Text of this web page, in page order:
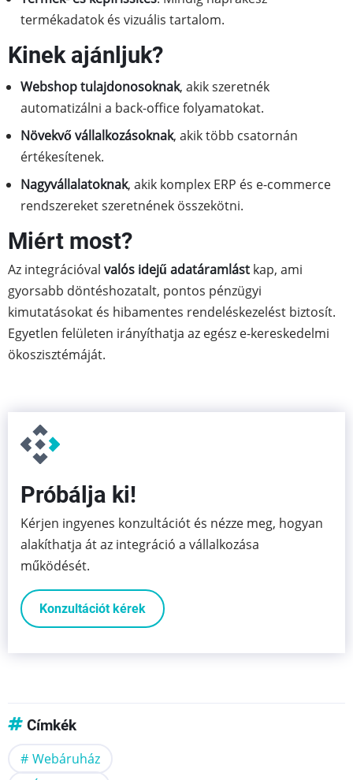
termékadatok és vizuális tartalom.
Kinek ajánljuk?
Webshop tulajdonosoknak, akik szeretnék
automatizálni a back-office folyamatokat.
Növekvő vállalkozásoknak, akik több csatornán
értékesítenek.
Nagyvállalatoknak, akik komplex ERP és e-commerce
rendszereket szeretnének összekötni.
Miért most?
Az integrációval valós idejű adatáramlást kap, ami
gyorsabb döntéshozatalt, pontos pénzügyi
kimutatásokat és hibamentes rendeléskezelést biztosít.
Egyetlen felületen irányíthatja az egész e-kereskedelmi
ökoszisztémáját.
Próbálja ki!
Kérjen ingyenes konzultációt és nézze meg, hogyan
alakíthatja át az integráció a vállalkozása
működését.
Konzultációt kérek
Címkék
Webáruház